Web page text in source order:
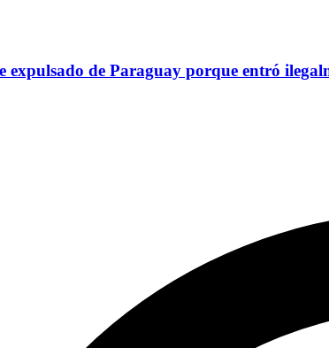
expulsado de Paraguay porque entró